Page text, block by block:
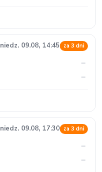
niedz. 09.08, 14:45 za 3 dni
–
–
niedz. 09.08, 17:30 za 3 dni
–
–